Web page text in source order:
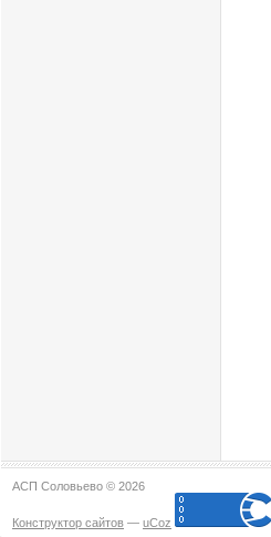
АСП Соловьево © 2026
Конструктор сайтов — uCoz